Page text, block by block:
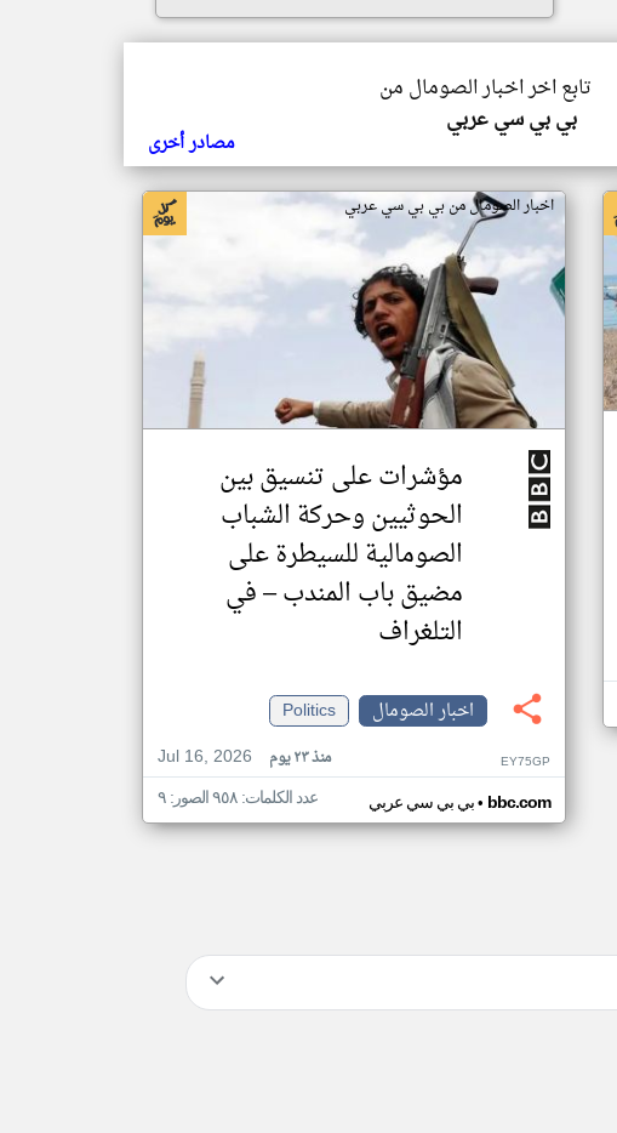
تابع اخر اخبار الصومال من
بي بي سي عربي
مصادر أخرى
اخبار الصومال من بي بي سي عربي
مؤشرات على تنسيق بين
الحوثيين وحركة الشباب
الصومالية للسيطرة على
مضيق باب المندب – في
التلغراف
اخبار الصومال
Politics
Jul 16, 2026
منذ ٢٣ يوم EY75GP
بي بي سي عربي• bbc.com عدد الكلمات: ٩٥٨ الصور: ٩